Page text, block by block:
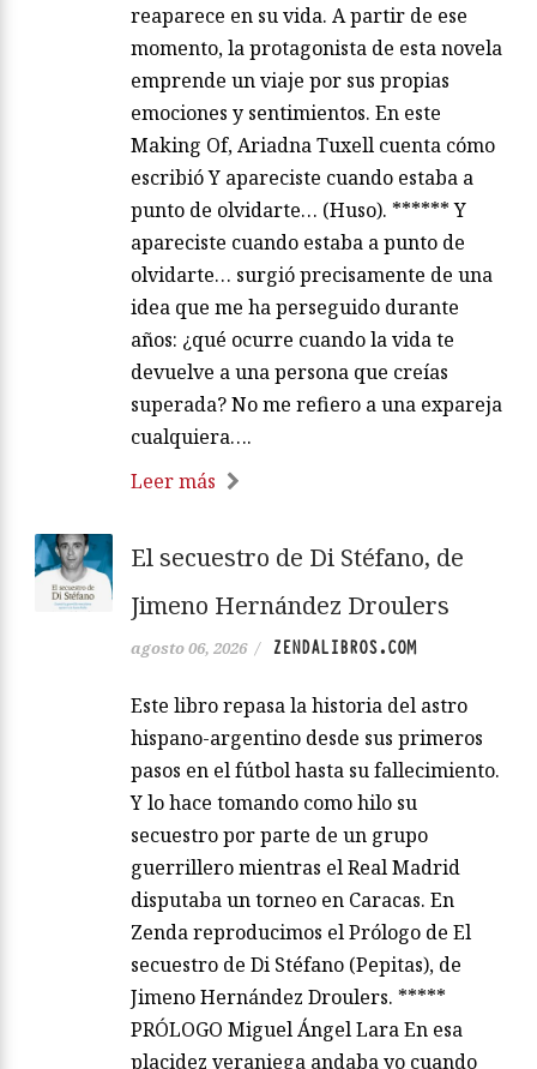
reaparece en su vida. A partir de ese
momento, la protagonista de esta novela
emprende un viaje por sus propias
emociones y sentimientos. En este
Making Of, Ariadna Tuxell cuenta cómo
escribió Y apareciste cuando estaba a
punto de olvidarte… (Huso). ****** Y
apareciste cuando estaba a punto de
olvidarte… surgió precisamente de una
idea que me ha perseguido durante
años: ¿qué ocurre cuando la vida te
devuelve a una persona que creías
superada? No me refiero a una expareja
cualquiera….
Leer más
El secuestro de Di Stéfano, de
Jimeno Hernández Droulers
agosto 06, 2026 / ZENDALIBROS.COM
Este libro repasa la historia del astro
hispano-argentino desde sus primeros
pasos en el fútbol hasta su fallecimiento.
Y lo hace tomando como hilo su
secuestro por parte de un grupo
guerrillero mientras el Real Madrid
disputaba un torneo en Caracas. En
Zenda reproducimos el Prólogo de El
secuestro de Di Stéfano (Pepitas), de
Jimeno Hernández Droulers. *****
PRÓLOGO Miguel Ángel Lara En esa
placidez veraniega andaba yo cuando